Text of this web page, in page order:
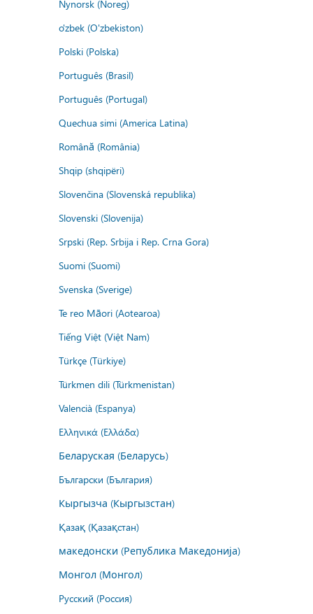
Nynorsk (Noreg)
o'zbek (O'zbekiston)
Polski (Polska)
Português (Brasil)
Português (Portugal)
Quechua simi (America Latina)
Română (România)
Shqip (shqipëri)
Slovenčina (Slovenská republika)
Slovenski (Slovenija)
Srpski (Rep. Srbija i Rep. Crna Gora)
Suomi (Suomi)
Svenska (Sverige)
Te reo Māori (Aotearoa)
Tiếng Việt (Việt Nam)
Türkçe (Türkiye)
Türkmen dili (Türkmenistan)
Valencià (Espanya)
Ελληνικά (Ελλάδα)
Беларуская (Беларусь)
Български (България)
Кыргызча (Кыргызстан)
Қазақ (Қазақстан)
македонски (Република Македонија)
Монгол (Монгол)
Русский (Россия)